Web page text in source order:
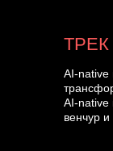
AI-native
AI-native
венчур и
ТРЕК